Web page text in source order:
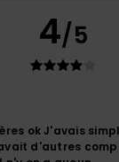
4/5
ok J'avais
d'autres